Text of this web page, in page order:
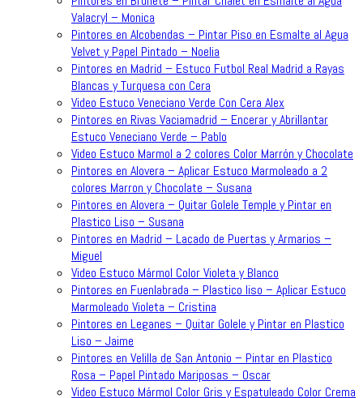
Valacryl – Monica
Pintores en Alcobendas – Pintar Piso en Esmalte al Agua
Velvet y Papel Pintado – Noelia
Pintores en Madrid – Estuco Futbol Real Madrid a Rayas
Blancas y Turquesa con Cera
Video Estuco Veneciano Verde Con Cera Alex
Pintores en Rivas Vaciamadrid – Encerar y Abrillantar
Estuco Veneciano Verde – Pablo
Video Estuco Marmol a 2 colores Color Marrón y Chocolate
Pintores en Alovera – Aplicar Estuco Marmoleado a 2
colores Marron y Chocolate – Susana
Pintores en Alovera – Quitar Golele Temple y Pintar en
Plastico Liso – Susana
Pintores en Madrid – Lacado de Puertas y Armarios –
Miguel
Video Estuco Mármol Color Violeta y Blanco
Pintores en Fuenlabrada – Plastico liso – Aplicar Estuco
Marmoleado Violeta – Cristina
Pintores en Leganes – Quitar Golele y Pintar en Plastico
Liso – Jaime
Pintores en Velilla de San Antonio – Pintar en Plastico
Rosa – Papel Pintado Mariposas – Oscar
Video Estuco Mármol Color Gris y Espatuleado Color Crema